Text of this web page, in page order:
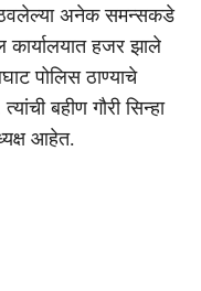
अनेक समन्सकडे
कार्यालयात हजर झाले
पोलिस ठाण्याचे
बहीण गौरी सिन्हा
आहेत.